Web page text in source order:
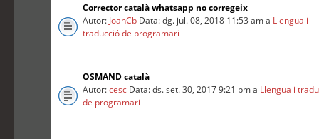
Corrector català whatsapp no corregeix
Autor: JoanCb Data: dg. jul. 08, 2018 11:53 am a Llengua i
traducció de programari
OSMAND català
Autor:cesc Data: ds. set. 30, 2017 9:21 pm a Llengua i
de programari